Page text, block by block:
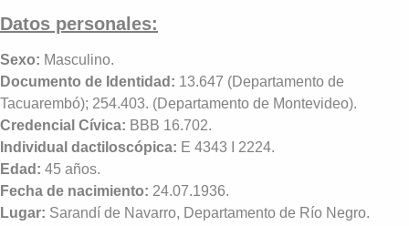
Datos personales:
Sexo: Masculino.
Documento de Identidad: 13.647 (Departamento de
Tacuarembó); 254.403. (Departamento de Montevideo).
Credencial Cívica: BBB 16.702.
Individual dactiloscópica: E 4343 I 2224.
Edad: 45 años.
Fecha de nacimiento: 24.07.1936.
Lugar: Sarandí de Navarro, Departamento de Río Negro.